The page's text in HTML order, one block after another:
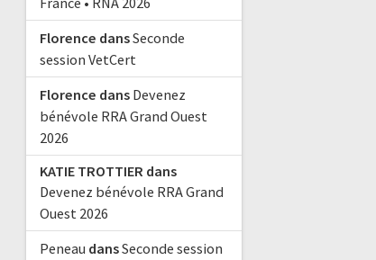
Florence dansSeconde
session VetCert
Florence dans Devenez
bénévole RRA Grand Ouest
2026
KATIE TROTTIER dans
Devenez bénévole RRA Grand
Ouest 2026
Peneau dansSeconde session